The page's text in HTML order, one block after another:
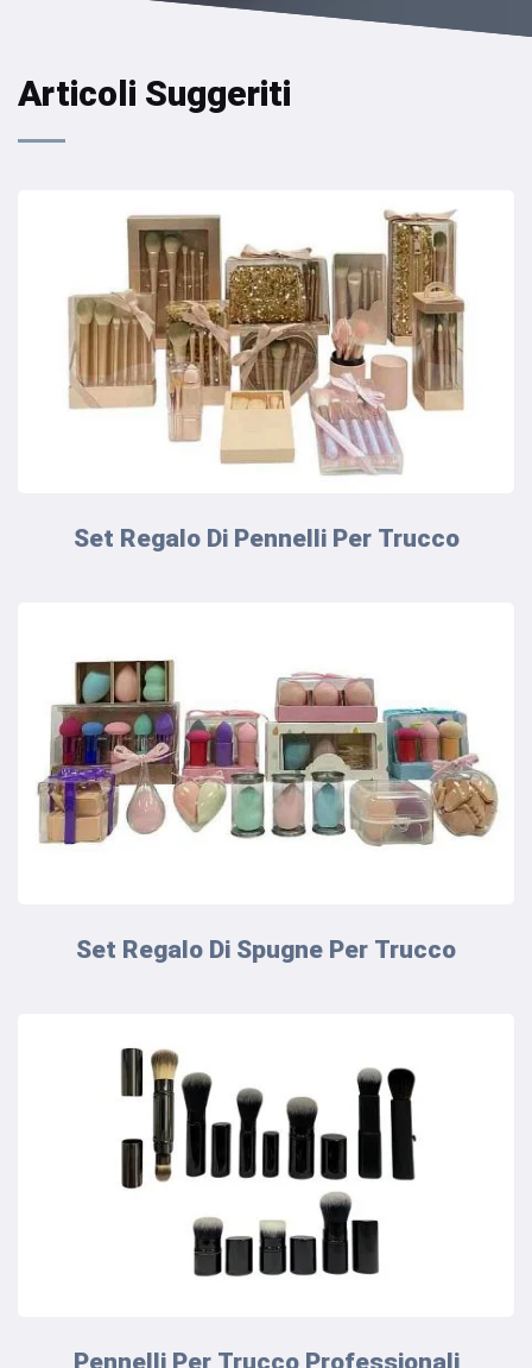
Articoli Suggeriti
Set Regalo Di Pennelli Per Trucco
Set Regalo Di Spugne Per Trucco
Pennelli Per Trucco Professionali